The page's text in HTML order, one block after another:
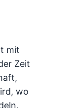
mit
Zeit
wo